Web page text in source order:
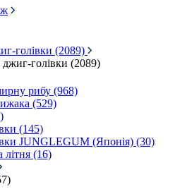
голівки (2089)
джиг-голівки (2089)
рибу (968)
(529)
(145)
JUNGLEGUM (Японія) (30)
(16)